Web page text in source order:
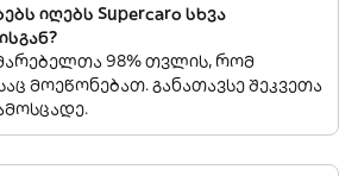
იღებს Supercaro სხვა
98% თვლის, რომ
მოეწონებათ. განათავსე შეკვეთა